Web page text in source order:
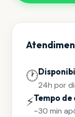
🕐
24h por
⚡Tempo
~30 min